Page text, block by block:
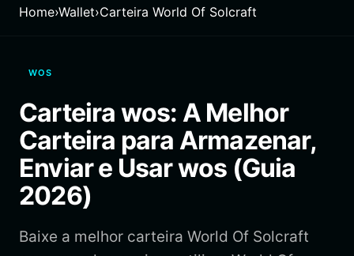
Français
繁體中文
Bahasa Indonesia
ภาษาไทย
हिन्दी
Español
Português (Brasil)
Home›Wallet›Carteira World Of Solcraft
WOS
Carteira wos: A Melhor
Carteira para Armazenar,
Enviar e Usar wos (Guia
2026)
Baixe a melhor carteira World Of Solcraft